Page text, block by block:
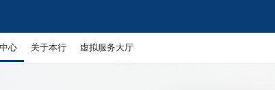
心 关于本行 虚拟服务大厅